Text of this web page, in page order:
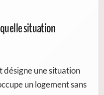
situation
une situation
un logement sans